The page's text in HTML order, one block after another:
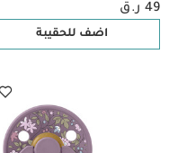
49 ر.ق
اضف للحقيبة